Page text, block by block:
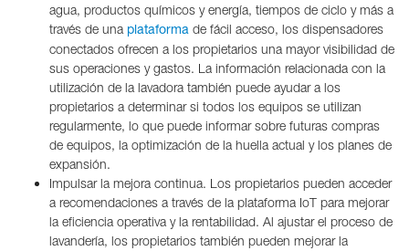
agua, productos químicos y energía, tiempos de ciclo y más a
través de una plataforma de fácil acceso, los dispensadores
conectados ofrecen a los propietarios una mayor visibilidad de
sus operaciones y gastos. La información relacionada con la
utilización de la lavadora también puede ayudar a los
propietarios a determinar si todos los equipos se utilizan
regularmente, lo que puede informar sobre futuras compras
de equipos, la optimización de la huella actual y los planes de
expansión.
Impulsar la mejora continua. Los propietarios pueden acceder
a recomendaciones a través de la plataforma IoT para mejorar
la eficiencia operativa y la rentabilidad. Al ajustar el proceso de
lavandería, los propietarios también pueden mejorar la